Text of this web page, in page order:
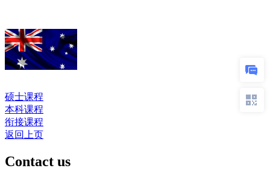
硕士课程
本科课程
衔接课程
返回上页
Contact us